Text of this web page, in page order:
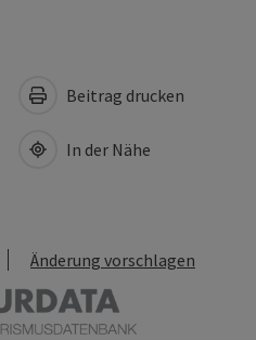
Beitrag drucken
In der Nähe
Änderung vorschlagen